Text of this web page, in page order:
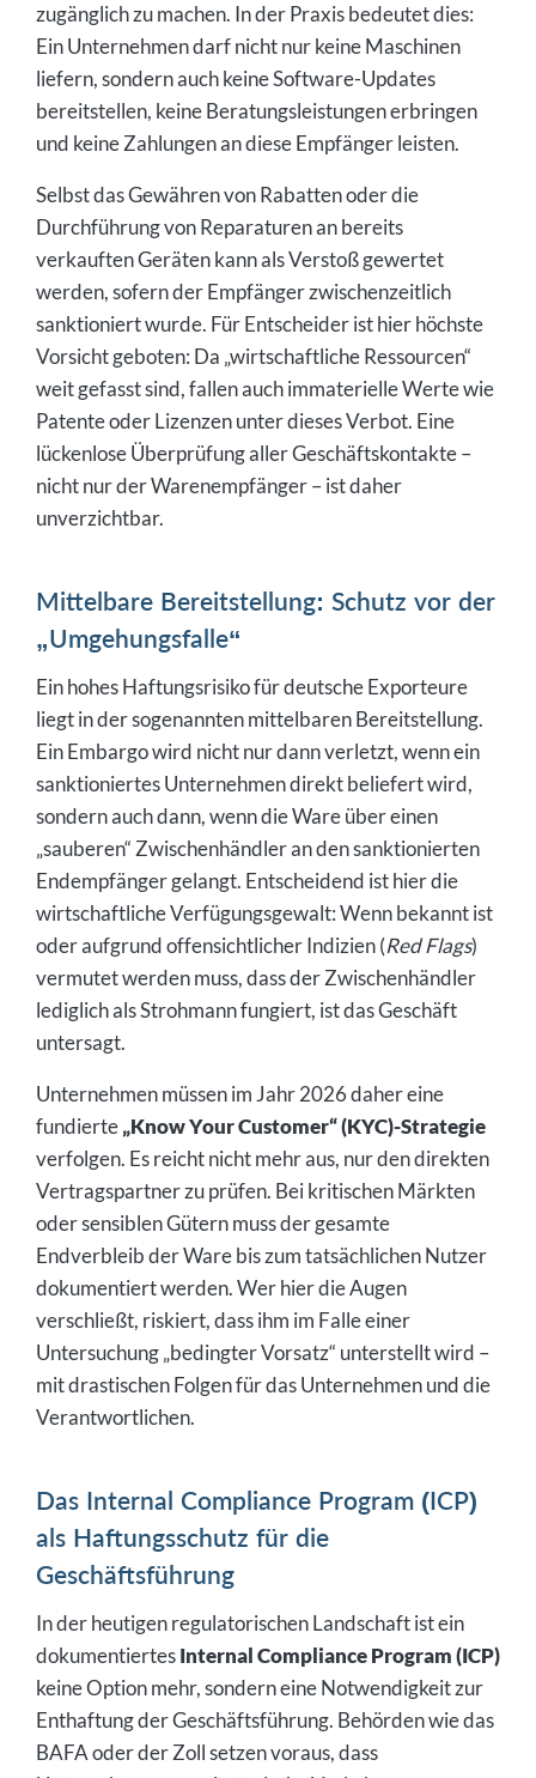
zugänglich zu machen. In der Praxis bedeutet dies:
Ein Unternehmen darf nicht nur keine Maschinen
liefern, sondern auch keine Software-Updates
bereitstellen, keine Beratungsleistungen erbringen
und keine Zahlungen an diese Empfänger leisten.
Selbst das Gewähren von Rabatten oder die
Durchführung von Reparaturen an bereits
verkauften Geräten kann als Verstoß gewertet
werden, sofern der Empfänger zwischenzeitlich
sanktioniert wurde. Für Entscheider ist hier höchste
Vorsicht geboten: Da „wirtschaftliche Ressourcen“
weit gefasst sind, fallen auch immaterielle Werte wie
Patente oder Lizenzen unter dieses Verbot. Eine
lückenlose Überprüfung aller Geschäftskontakte –
nicht nur der Warenempfänger – ist daher
unverzichtbar.
Mittelbare Bereitstellung: Schutz vor der
„Umgehungsfalle“
Ein hohes Haftungsrisiko für deutsche Exporteure
liegt in der sogenannten mittelbaren Bereitstellung.
Ein Embargo wird nicht nur dann verletzt, wenn ein
sanktioniertes Unternehmen direkt beliefert wird,
sondern auch dann, wenn die Ware über einen
„sauberen“ Zwischenhändler an den sanktionierten
Endempfänger gelangt. Entscheidend ist hier die
wirtschaftliche Verfügungsgewalt: Wenn bekannt ist
oder aufgrund offensichtlicher Indizien (Red Flags)
vermutet werden muss, dass der Zwischenhändler
lediglich als Strohmann fungiert, ist das Geschäft
untersagt.
Unternehmen müssen im Jahr 2026 daher eine
fundierte„Know Your Customer“ (KYC)-Strategie
verfolgen. Es reicht nicht mehr aus, nur den direkten
Vertragspartner zu prüfen. Bei kritischen Märkten
oder sensiblen Gütern muss der gesamte
Endverbleib der Ware bis zum tatsächlichen Nutzer
dokumentiert werden. Wer hier die Augen
verschließt, riskiert, dass ihm im Falle einer
Untersuchung „bedingter Vorsatz“ unterstellt wird –
mit drastischen Folgen für das Unternehmen und die
Verantwortlichen.
Das Internal Compliance Program (ICP)
als Haftungsschutz für die
Geschäftsführung
In der heutigen regulatorischen Landschaft ist ein
dokumentiertesInternal Compliance Program (ICP)
keine Option mehr, sondern eine Notwendigkeit zur
Enthaftung der Geschäftsführung. Behörden wie das
BAFA oder der Zoll setzen voraus, dass